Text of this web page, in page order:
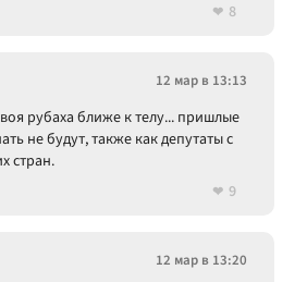
8
12 мар в 13:13
рубаха ближе к телу... пришлые
не будут, также как депутаты с
стран.
9
12 мар в 13:20